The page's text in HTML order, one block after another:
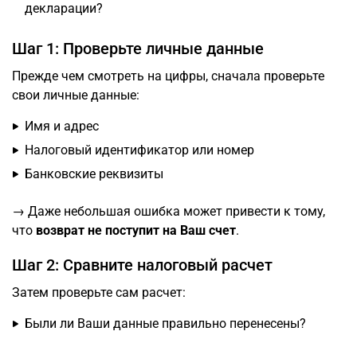
декларации?
Шаг 1: Проверьте личные данные
Прежде чем смотреть на цифры, сначала проверьте
свои личные данные:
Имя и адрес
Налоговый идентификатор или номер
Банковские реквизиты
→ Даже небольшая ошибка может привести к тому,
что возврат не поступит на Ваш счет.
Шаг 2: Сравните налоговый расчет
Затем проверьте сам расчет:
Были ли Ваши данные правильно перенесены?